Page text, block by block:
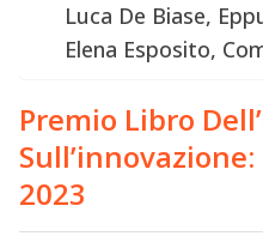
Luca De Biase,
Elena Esposito,
Premio Libro
2023